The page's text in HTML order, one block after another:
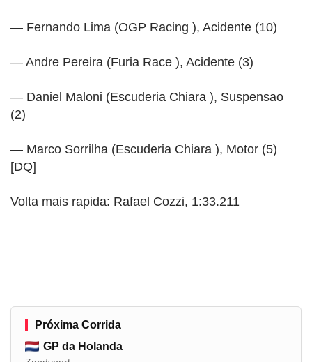
— Fernando Lima (OGP Racing ), Acidente (10)
— Andre Pereira (Furia Race ), Acidente (3)
— Daniel Maloni (Escuderia Chiara ), Suspensao
(2)
— Marco Sorrilha (Escuderia Chiara ), Motor (5)
[DQ]
Volta mais rapida: Rafael Cozzi, 1:33.211
Próxima Corrida
GP da Holanda